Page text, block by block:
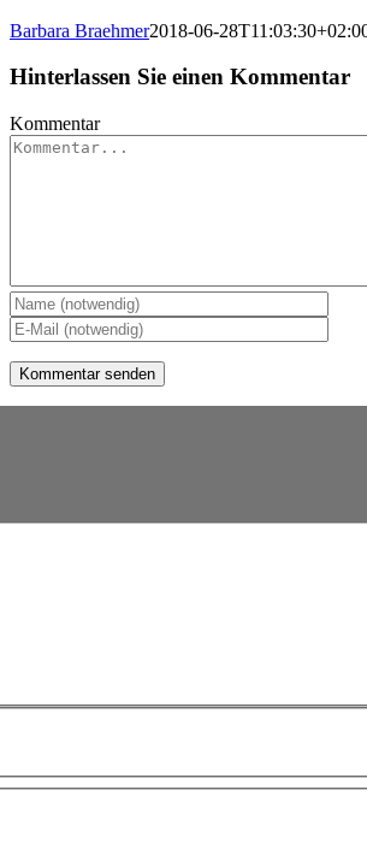
Barbara Braehmer2018-06-
Hinterlassen Sie einen Kommentar
Kommentar